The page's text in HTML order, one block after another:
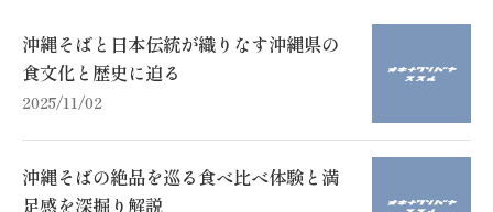
沖縄そばと日本伝統が織りなす沖縄県の
食文化と歴史に迫る
2025/11/02
沖縄そばの絶品を巡る食べ比べ体験と満
足感を深掘り解説